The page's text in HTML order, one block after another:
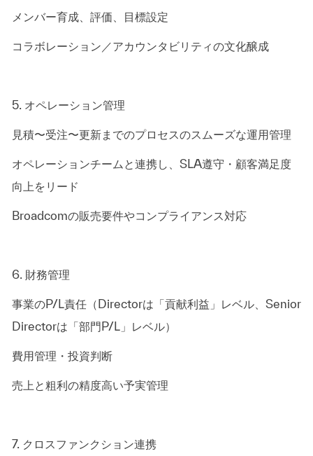
メンバー育成、評価、目標設定
コラボレーション／アカウンタビリティの文化醸成
5. オペレーション管理
見積〜受注〜更新までのプロセスのスムーズな運用管理
オペレーションチームと連携し、SLA遵守・顧客満足度
向上をリード
Broadcomの販売要件やコンプライアンス対応
6. 財務管理
事業のP/L責任（Directorは「貢献利益」レベル、Senior
Directorは「部門P/L」レベル）
費用管理・投資判断
売上と粗利の精度高い予実管理
7. クロスファンクション連携